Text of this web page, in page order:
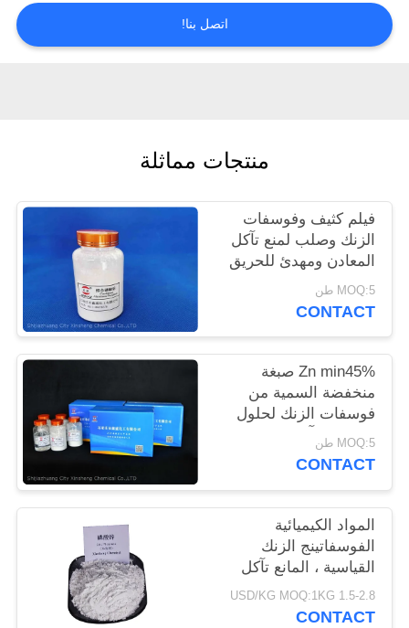
اقتباس
اتصل بنا!
منتجات مماثلة
فيلم كثيف وفوسفات
الزنك وصلب لمنع تآكل
المعادن ومهدئ للحريق
MOQ:5 طن
CONTACT
Zn min45% صبغة
منخفضة السمية من
فوسفات الزنك لحلول
مضادة للتآكل صديقة
للبيئة
MOQ:5 طن
CONTACT
المواد الكيميائية
الفوسفاتينج الزنك
القياسية ، المانع تآكل
الزنك فوسفات
1.5-2.8 USD/KG MOQ:1KG
CONTACT